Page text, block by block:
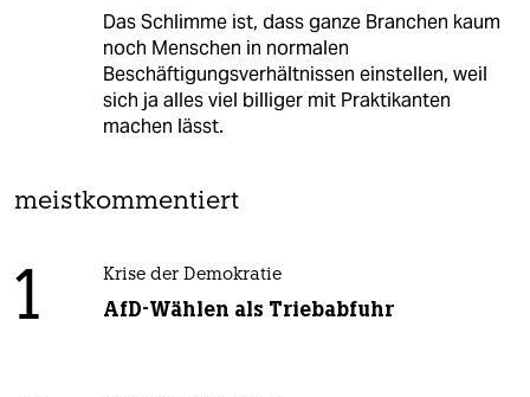
Das Schlimme ist, dass ganze Branchen kaum
noch Menschen in normalen
Beschäftigungsverhältnissen einstellen, weil
sich ja alles viel billiger mit Praktikanten
machen lässt.
meistkommentiert
1 Krise der Demokratie
AfD-Wählen als Triebabfuhr